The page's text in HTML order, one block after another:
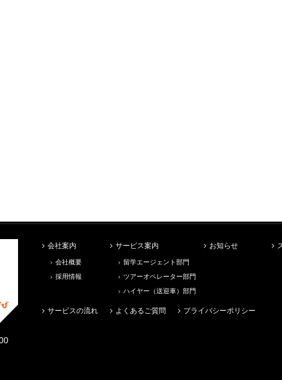
会社案内
会社概要
採用情報
サービス案内
留学エージェント部門
ツアーオペレーター部門
ハイヤー（送迎車）部門
お知らせ
サービスの流れ よくあるご質問 プライバシーポリシー